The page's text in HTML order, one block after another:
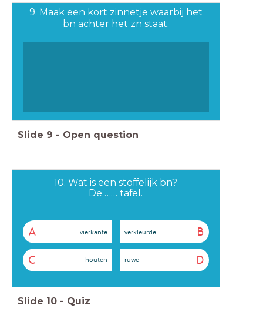
9. Maak een kort zinnetje waarbij het
bn achter het zn staat.
Slide 9 - Open question
10. Wat is een stoffelijk bn?
De …… tafel.
A vierkante B
verkleurde
C houten D
ruwe
Slide 10 - Quiz